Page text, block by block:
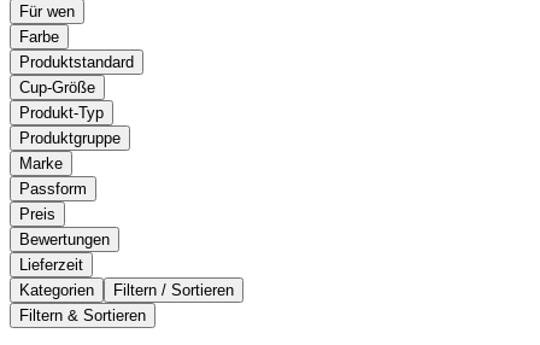
Für wen
Farbe
Produktstandard
Cup-Größe
Produkt-Typ
Produktgruppe
Marke
Passform
Preis
Bewertungen
Lieferzeit
Kategorien
Filtern / Sortieren
Filtern & Sortieren